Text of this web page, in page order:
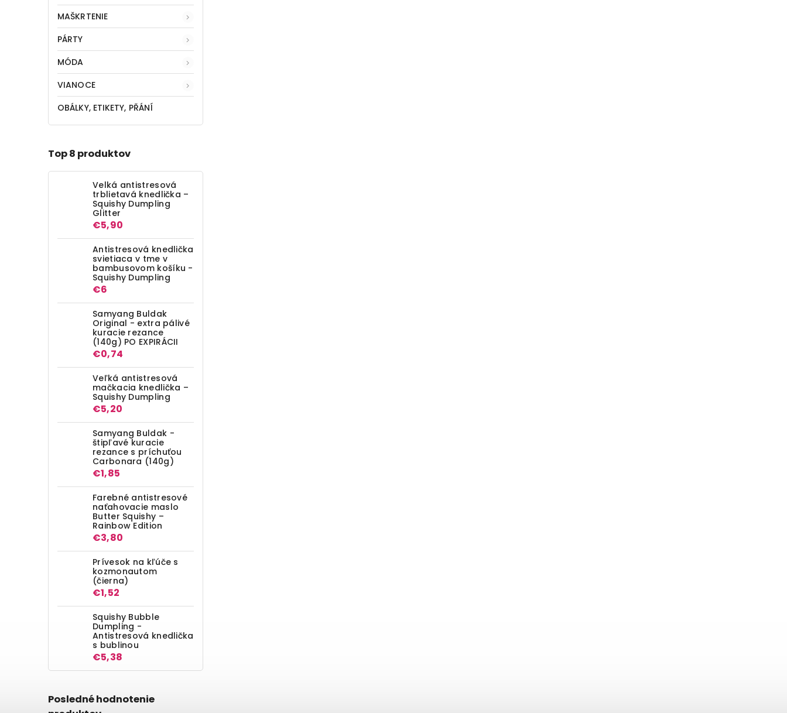
MAŠKRTENIE
PÁRTY
MÓDA
VIANOCE
OBÁLKY, ETIKETY, PŘÁNÍ
Top 8 produktov
Velká antistresová
trblietavá knedlička –
Squishy Dumpling
Glitter
€5,90
Antistresová knedlička
svietiaca v tme v
bambusovom košíku -
Squishy Dumpling
€6
Samyang Buldak
Original - extra pálivé
kuracie rezance
(140g) PO EXPIRÁCII
€0,74
Veľká antistresová
mačkacia knedlička –
Squishy Dumpling
€5,20
Samyang Buldak -
štipľavé kuracie
rezance s príchuťou
Carbonara (140g)
€1,85
Farebné antistresové
naťahovacie maslo
Butter Squishy –
Rainbow Edition
€3,80
Prívesok na kľúče s
kozmonautom
(čierna)
€1,52
Squishy Bubble
Dumpling -
Antistresová knedlička
s bublinou
€5,38
Posledné hodnotenie